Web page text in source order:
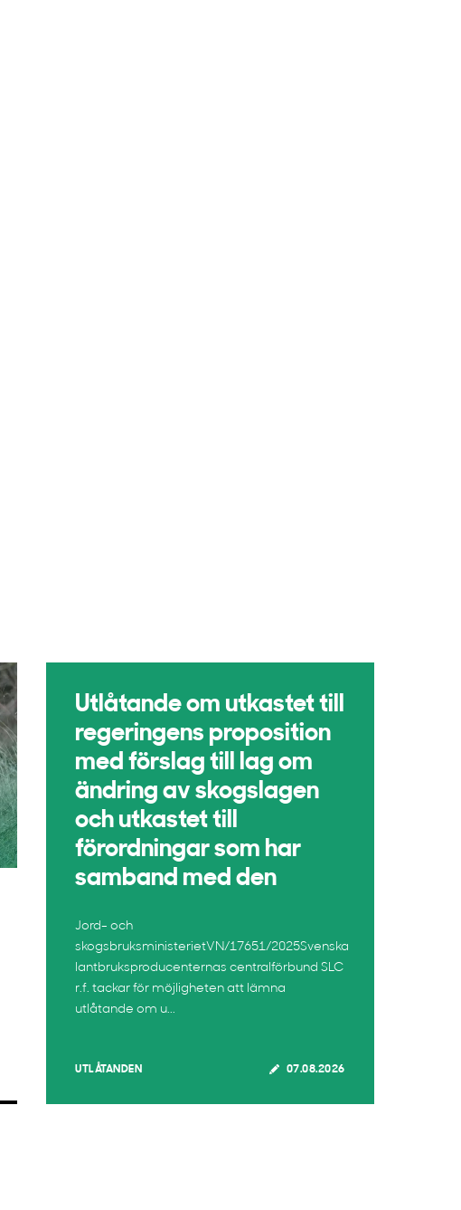
Utlåtande om utkastet till
regeringens proposition
med förslag till lag om
ändring av skogslagen
och utkastet till
förordningar som har
samband med den
Jord- och
skogsbruksministerietVN/17651/2025Svenska
lantbruksproducenternas centralförbund SLC
r.f. tackar för möjligheten att lämna
utlåtande om u...
UTLÅTANDEN 07.08.2026